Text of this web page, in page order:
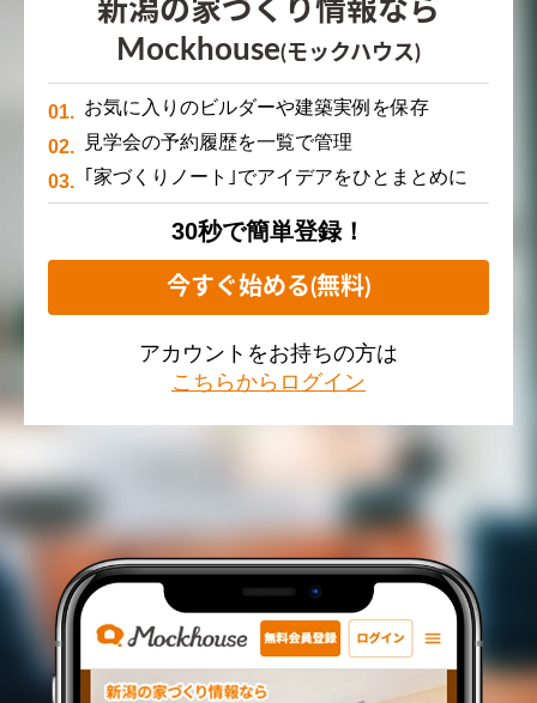
新潟の家づくり情報なら
Mockhouse(モックハウス)
お気に入りのビルダーや建築実例を保存
見学会の予約履歴を一覧で管理
｢家づくりノート｣でアイデアをひとまとめに
30秒で簡単登録！
今すぐ始める(無料)
アカウントをお持ちの方は
こちらからログイン